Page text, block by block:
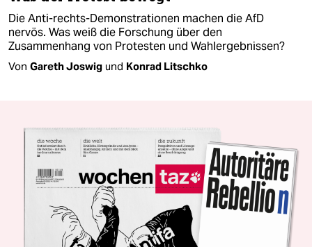
Die Anti-rechts-Demonstrationen machen die AfD
nervös. Was weiß die Forschung über den
Zusammenhang von Protesten und Wahlergebnissen?
Von Gareth Joswig und Konrad Litschko